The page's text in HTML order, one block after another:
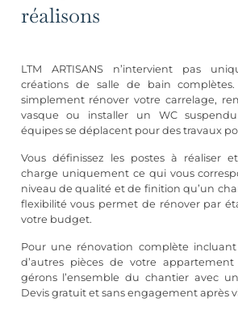
réalisons
LTM ARTISANS n’intervient pas
créations de salle de bain
simplement rénover votre carrelage,
vasque ou installer un WC
équipes se déplacent pour des travaux
Vous définissez les postes à réaliser
charge uniquement ce qui vous
niveau de qualité et de finition qu’un
flexibilité vous permet de rénover par
votre budget.
Pour une rénovation complète
d’autres pièces de votre
gérons l’ensemble du chantier avec
Devis gratuit et sans engagement après